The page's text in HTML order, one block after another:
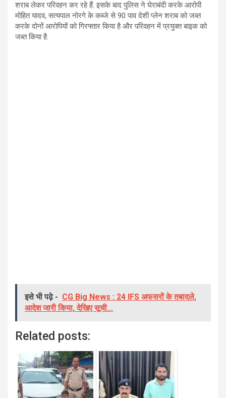
शराब लेकर परिवहन कर रहे हैं. इसके बाद पुलिस ने घेराबंदी करके आरोपी
मोहित यादव, सत्यपाल नोरगे के कब्जे से 90 पाव देशी प्लेन शराब को जब्त
करके दोनों आरोपियों को गिरफ्तार किया है और परिवहन में प्रयुक्त बाइक को
जब्त किया है.
इसे भी पढ़े - CG Big News : 24 IFS अफसरों के तबादले,
आदेश जारी किया, देखिए सूची...
Related posts: